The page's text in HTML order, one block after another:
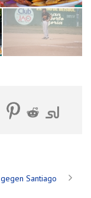
Santiago